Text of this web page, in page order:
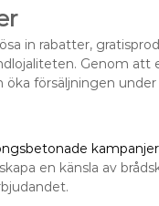
in rabatter,
Genom att
försäljningen under
kampanjer
en känsla av